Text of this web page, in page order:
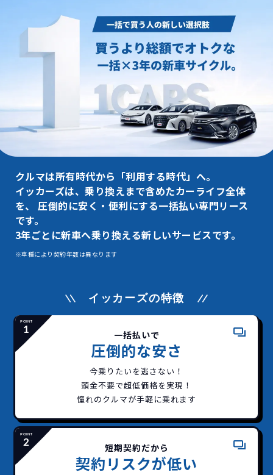
クルマは所有時代から「利用する時代」へ。
イッカーズは、乗り換えまで含めたカーライフ全体
を、
圧倒的に安く・便利にする一括払い専門リース
です。
3年ごとに新車へ乗り換える新しいサービスです。
※車種により契約年数は異なります
イッカーズの特徴
一括払いで
圧倒的な安さ
今乗りたいを逃さない！
頭金不要で超低価格を実現！
憧れのクルマが手軽に乗れます
短期契約だから
契約リスクが低い